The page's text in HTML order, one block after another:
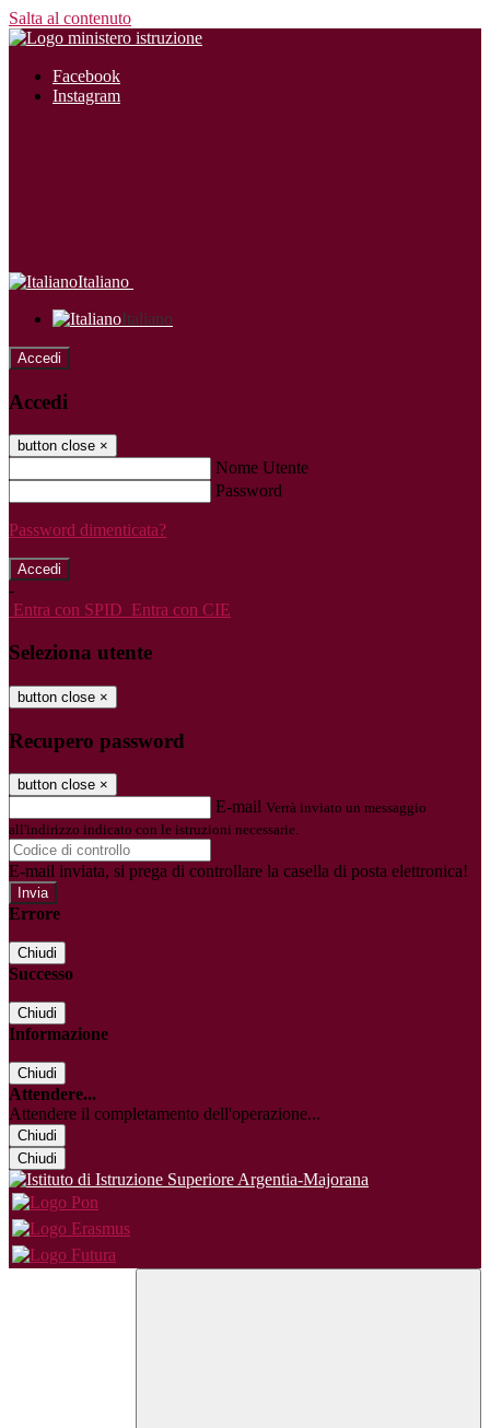
Salta al contenuto
Facebook
Instagram
Italiano
Italiano
Accedi
Accedi
button close ×
Nome Utente
Password
Password dimenticata?
-
Entra con SPID Entra con CIE
Seleziona utente
button close ×
Recupero password
button close ×
E-mail Verrà inviato un messaggio
all'indirizzo indicato con le istruzioni necessarie.
E-mail inviata, si prega di controllare la casella di posta elettronica!
Errore
Chiudi
Successo
Chiudi
Informazione
Chiudi
Attendere...
Attendere il completamento dell'operazione...
Chiudi
Chiudi